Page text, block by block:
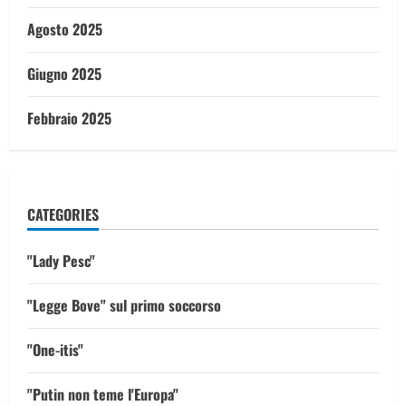
Agosto 2025
Giugno 2025
Febbraio 2025
CATEGORIES
"Lady Pesc"
"Legge Bove" sul primo soccorso
"One-itis"
"Putin non teme l'Europa"